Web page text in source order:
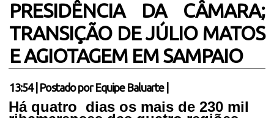
PRESIDÊNCIA DA CÂMARA;
TRANSIÇÃO DE JÚLIO MATOS
E AGIOTAGEM EM SAMPAIO
13:54| Postado por Equipe Baluarte
Há quatro dias os mais de 230 mil